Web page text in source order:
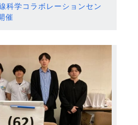
科学コラボレーションセン
催